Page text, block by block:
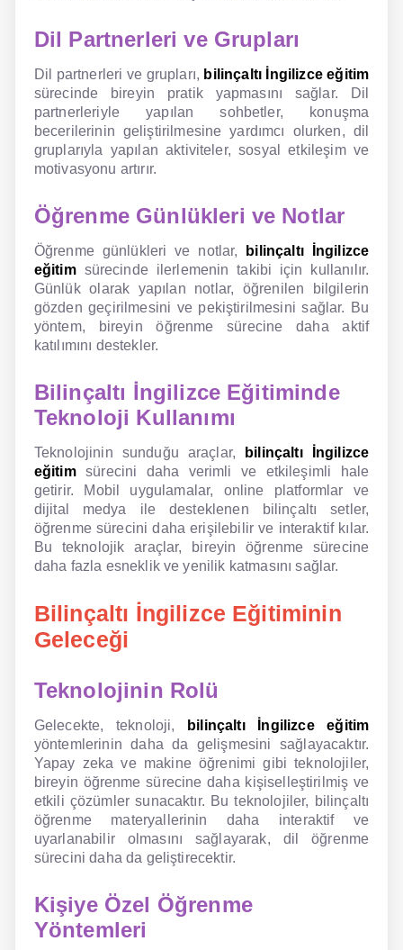
Dil Partnerleri ve Grupları
Dil partnerleri ve grupları, bilinçaltı İngilizce eğitim
sürecinde bireyin pratik yapmasını sağlar. Dil
partnerleriyle yapılan sohbetler, konuşma
becerilerinin geliştirilmesine yardımcı olurken, dil
gruplarıyla yapılan aktiviteler, sosyal etkileşim ve
motivasyonu artırır.
Öğrenme Günlükleri ve Notlar
Öğrenme günlükleri ve notlar,
bilinçaltı İngilizce
eğitimsürecinde ilerlemenin takibi için kullanılır.
Günlük olarak yapılan notlar, öğrenilen bilgilerin
gözden geçirilmesini ve pekiştirilmesini sağlar. Bu
yöntem, bireyin öğrenme sürecine daha aktif
katılımını destekler.
Bilinçaltı İngilizce Eğitiminde
Teknoloji Kullanımı
Teknolojinin sunduğu araçlar,
bilinçaltı İngilizce
eğitimsürecini daha verimli ve etkileşimli hale
getirir. Mobil uygulamalar, online platformlar ve
dijital medya ile desteklenen bilinçaltı setler,
öğrenme sürecini daha erişilebilir ve interaktif kılar.
Bu teknolojik araçlar, bireyin öğrenme sürecine
daha fazla esneklik ve yenilik katmasını sağlar.
Bilinçaltı İngilizce Eğitiminin
Geleceği
Teknolojinin Rolü
Gelecekte, teknoloji,
bilinçaltı İngilizce eğitim
yöntemlerinin daha da gelişmesini sağlayacaktır.
Yapay zeka ve makine öğrenimi gibi teknolojiler,
bireyin öğrenme sürecine daha kişiselleştirilmiş ve
etkili çözümler sunacaktır. Bu teknolojiler, bilinçaltı
öğrenme materyallerinin daha interaktif ve
uyarlanabilir olmasını sağlayarak, dil öğrenme
sürecini daha da geliştirecektir.
Kişiye Özel Öğrenme
Yöntemleri